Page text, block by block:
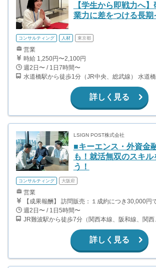
【学生から即戦力へ
業力に差をつける長期
コンサルティング 人材 東京都
営業
時給 1,250円〜2,100円
週2日〜 / 1日7時間〜
水道
詳しく見る
LSIGN POST株式会社
■キーエンス・外資金
も！就活無双のスキル
う！
コンサルティング 大阪府
営業
週2日〜 / 1日5時間〜
JR難波駅から徒歩7分（関西本
詳しく見る